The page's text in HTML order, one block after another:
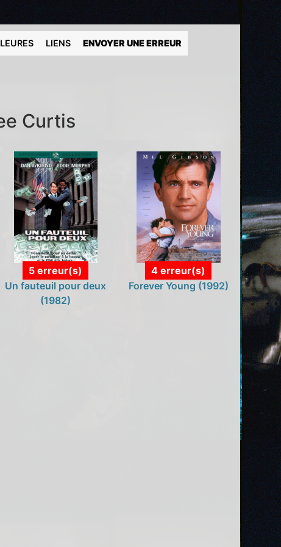
LIENS ENVOYER UNE ERREUR
Curtis
5 erreur(s)
Un fauteuil pour deux
(1982)
4 erreur(s)
Forever Young (1992)